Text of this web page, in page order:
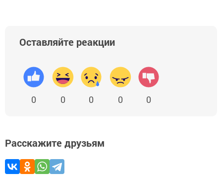
Оставляйте реакции
0 0 0 0 0
Расскажите друзьям